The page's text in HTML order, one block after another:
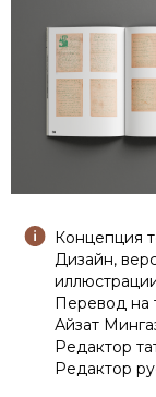
Концепция
Дизайн,
Перевод на
Айзат
Редактор
Редактор